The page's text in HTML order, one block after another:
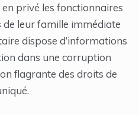
privé les fonctionnaires
leur famille immédiate
dispose d’informations
dans une corruption
flagrante des droits de